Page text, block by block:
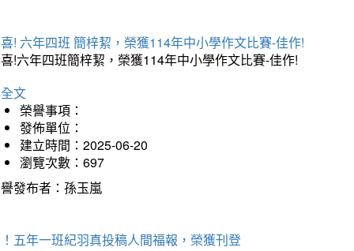
! 六年四班 簡梓絜，榮獲114年中小學作文比賽-佳作!
!六年四班簡梓絜，榮獲114年中小學作文比賽-佳作!
文
榮譽事項：
發佈單位：
建立時間：2025-06-20
瀏覽次數：697
發布者：孫玉嵐
五年一班紀羽真投稿人間福報，榮獲刊登